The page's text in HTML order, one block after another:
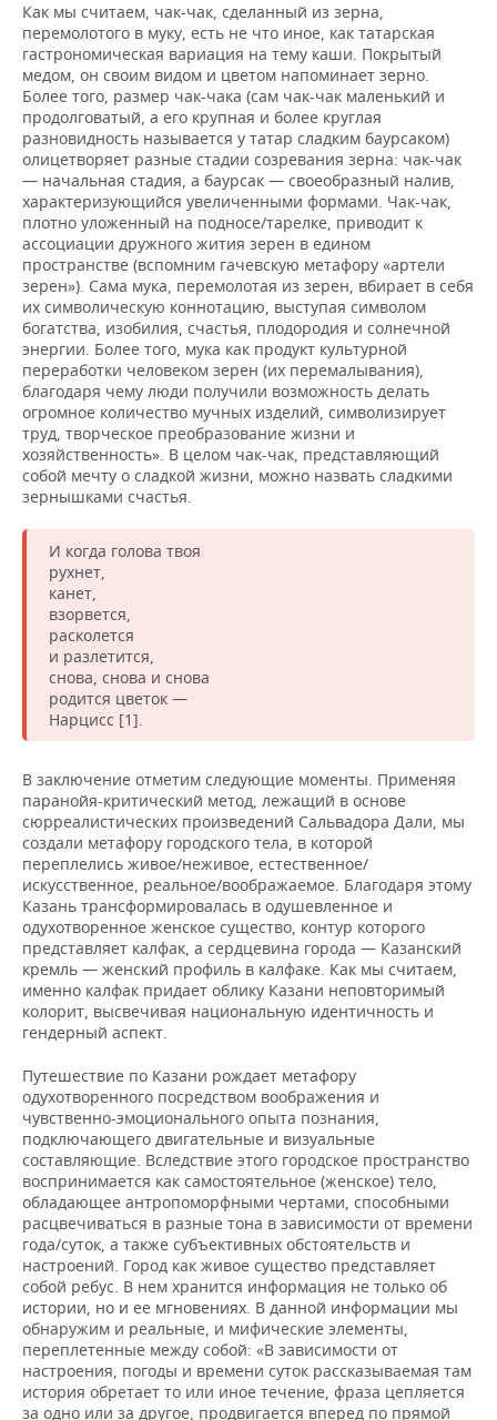
Как мы считаем, чак-чак, сделанный из зерна,
перемолотого в муку, есть не что иное, как татарская
гастрономическая вариация на тему каши. Покрытый
медом, он своим видом и цветом напоминает зерно.
Более того, размер чак-чака (сам чак-чак маленький и
продолговатый, а его крупная и более круглая
разновидность называется у татар сладким баурсаком)
олицетворяет разные стадии созревания зерна: чак-чак
— начальная стадия, а баурсак — своеобразный налив,
характеризующийся увеличенными формами. Чак-чак,
плотно уложенный на подносе/тарелке, приводит к
ассоциации дружного жития зерен в едином
пространстве (вспомним гачевскую метафору «артели
зерен»). Сама мука, перемолотая из зерен, вбирает в себя
их символическую коннотацию, выступая символом
богатства, изобилия, счастья, плодородия и солнечной
энергии. Более того, мука как продукт культурной
переработки человеком зерен (их перемалывания),
благодаря чему люди получили возможность делать
огромное количество мучных изделий, символизирует
труд, творческое преобразование жизни и
хозяйственность». В целом чак-чак, представляющий
собой мечту о сладкой жизни, можно назвать сладкими
зернышками счастья.
И когда голова твоя
рухнет,
канет,
взорвется,
расколется
и разлетится,
снова, снова и снова
родится цветок —
Нарцисс [1].
В заключение отметим следующие моменты. Применяя
паранойя-критический метод, лежащий в основе
сюрреалистических произведений Сальвадора Дали, мы
создали метафору городского тела, в которой
переплелись живое/неживое, естественное/
искусственное, реальное/воображаемое. Благодаря этому
Казань трансформировалась в одушевленное и
одухотворенное женское существо, контур которого
представляет калфак, а сердцевина города — Казанский
кремль — женский профиль в калфаке. Как мы считаем,
именно калфак придает облику Казани неповторимый
колорит, высвечивая национальную идентичность и
гендерный аспект.
Путешествие по Казани рождает метафору
одухотворенного посредством воображения и
чувственно-эмоционального опыта познания,
подключающего двигательные и визуальные
составляющие. Вследствие этого городское пространство
воспринимается как самостоятельное (женское) тело,
обладающее антропоморфными чертами, способными
расцвечиваться в разные тона в зависимости от времени
года/суток, а также субъективных обстоятельств и
настроений. Город как живое существо представляет
собой ребус. В нем хранится информация не только об
истории, но и ее мгновениях. В данной информации мы
обнаружим и реальные, и мифические элементы,
переплетенные между собой: «В зависимости от
настроения, погоды и времени суток рассказываемая там
история обретает то или иное течение, фраза цепляется
за одно или за другое, продвигается вперед по прямой